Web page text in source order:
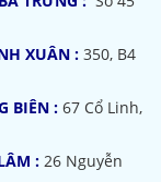
XUÂN : 350, B4
BIÊN : 67 Cổ Linh,
: 26 Nguyễn